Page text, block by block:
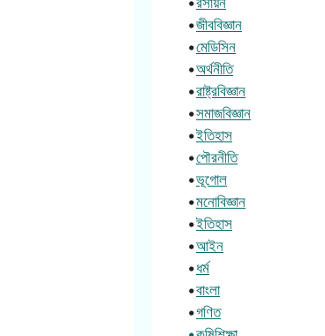
•জীববিজ্ঞান
•মেডিসিন
•অর্থনীতি
•রাষ্ট্রবিজ্ঞান
•সমাজবিজ্ঞান
•ইতিহাস
•পৌরনীতি
•ভূগোল
•মনোবিজ্ঞান
•ইতিহাস
•আইন
•ধর্ম
•বাংলা
•গণিত